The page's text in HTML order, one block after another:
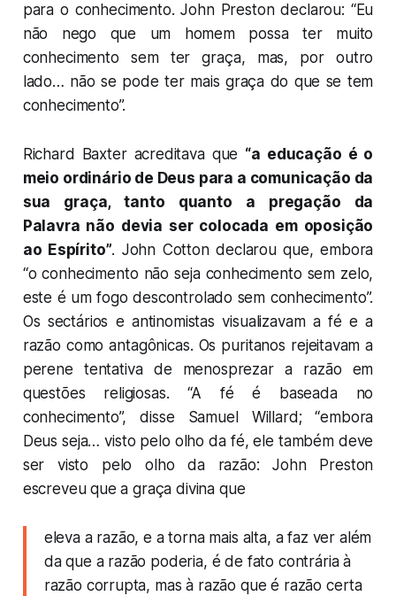
para o conhecimento. John Preston declarou: “Eu
não nego que um homem possa ter muito
conhecimento sem ter graça, mas, por outro
lado… não se pode ter mais graça do que se tem
conhecimento”.
Richard Baxter acreditava que “a educação é o
meio ordinário de Deus para a comunicação da
sua graça, tanto quanto a pregação da
Palavra não devia ser colocada em oposição
ao Espírito”. John Cotton declarou que, embora
“o conhecimento não seja conhecimento sem zelo,
este é um fogo descontrolado sem conhecimento”.
Os sectários e antinomistas visualizavam a fé e a
razão como antagônicas. Os puritanos rejeitavam a
perene tentativa de menosprezar a razão em
questões religiosas. “A fé é baseada no
conhecimento”, disse Samuel Willard; “embora
Deus seja… visto pelo olho da fé, ele também deve
ser visto pelo olho da razão: John Preston
escreveu que a graça divina que
eleva a razão, e a torna mais alta, a faz ver além
da que a razão poderia, é de fato contrária à
razão corrupta, mas à razão que é razão certa